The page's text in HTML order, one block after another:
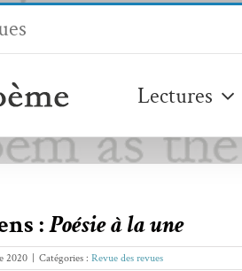
Lectures
:Poésie à la une
2020 Catégories : Revue des revues